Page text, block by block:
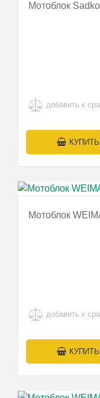
Мотоблок
добавить к
КУПИТЬ
Мотоблок
добавить к
КУПИТЬ